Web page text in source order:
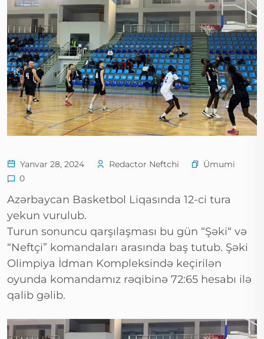
Yanvar 28, 2024 Redactor Neftchi
Ümumi
0
Azərbaycan Basketbol Liqasında 12-ci tura
yekun vurulub.
Turun sonuncu qarşılaşması bu gün “Şəki“ və
“Neftçi” komandaları arasında baş tutub. Şəki
Olimpiya İdman Kompleksində keçirilən
oyunda komandamız rəqibinə 72:65 hesabı ilə
qalib gəlib.